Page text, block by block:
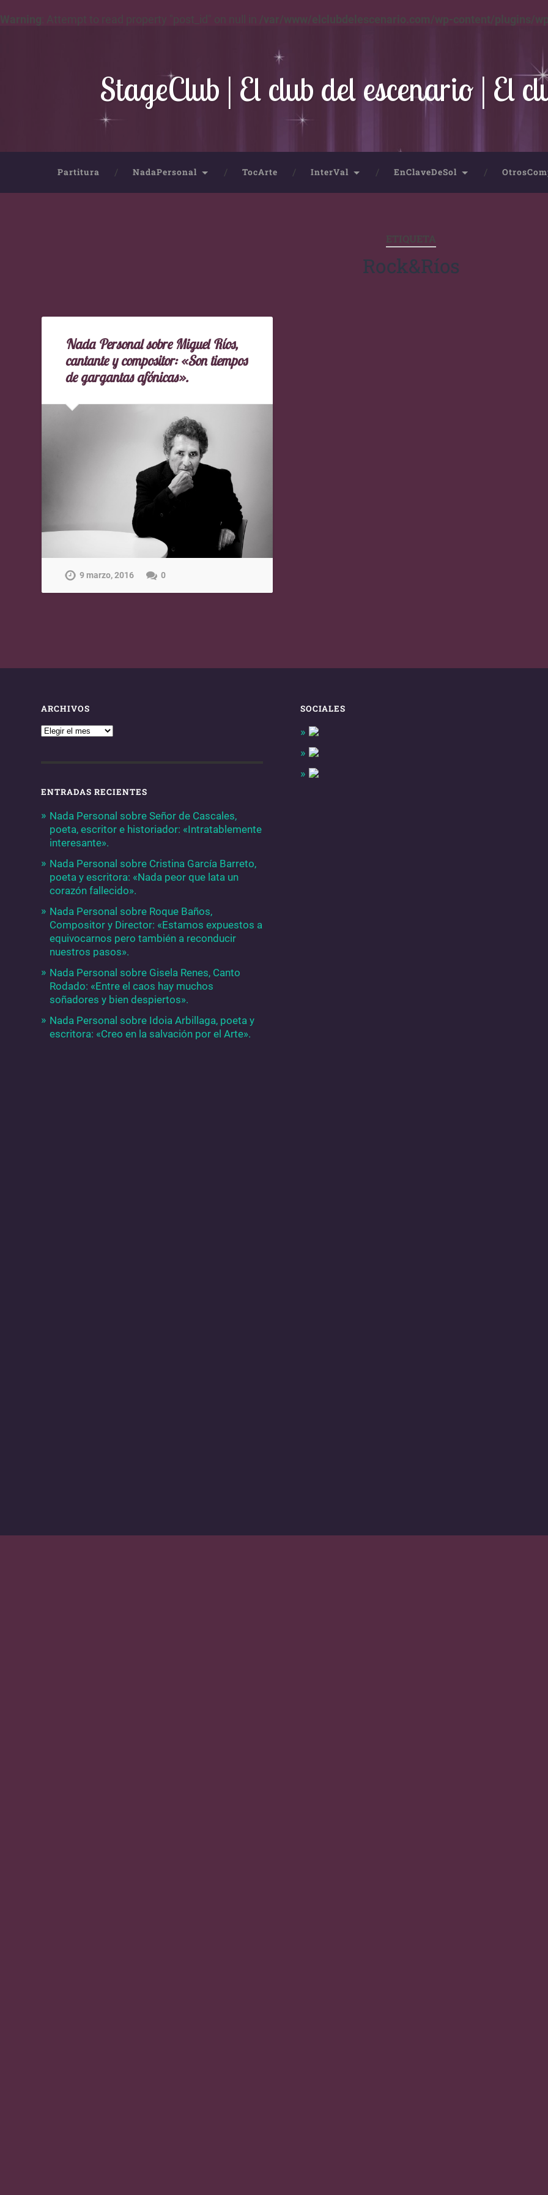
Warning : Attempt to read property "post_id" on null in /var/www/elclubdelescenario.com/wp-content/plugins/
StageClub | El club del escenario | El
Partitura NadaPersonal TocArte InterVal EnClaveDeSol
ETIQUETA
Rock&Ríos
Nada Personal sobre Miguel Ríos,
cantante y compositor: «Son tiempos
de gargantas afónicas».
9 marzo, 2016 0
ARCHIVOS
ENTRADAS RECIENTES
Nada Personal sobre Señor de Cascales,
poeta, escritor e historiador: «Intratablemente
interesante».
Nada Personal sobre Cristina García Barreto,
poeta y escritora: «Nada peor que lata un
corazón fallecido».
Nada Personal sobre Roque Baños,
Compositor y Director: «Estamos expuestos a
equivocarnos pero también a reconducir
nuestros pasos».
Nada Personal sobre Gisela Renes, Canto
Rodado: «Entre el caos hay muchos
soñadores y bien despiertos».
Nada Personal sobre Idoia Arbillaga, poeta y
escritora: «Creo en la salvación por el Arte».
SOCIALES